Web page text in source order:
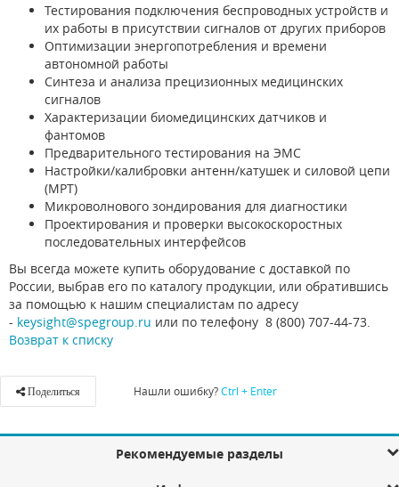
Тестирования подключения беспроводных устройств и
их работы в присутствии сигналов от других приборов
Оптимизации энергопотребления и времени
автономной работы
Синтеза и анализа прецизионных медицинских
сигналов
Характеризации биомедицинских датчиков и
фантомов
Предварительного тестирования на ЭМС
Настройки/калибровки антенн/катушек и силовой цепи
(МРТ)
Микроволнового зондирования для диагностики
Проектирования и проверки высокоскоростных
последовательных интерфейсов
Вы всегда можете купить оборудование с доставкой по
России, выбрав его по каталогу продукции, или обратившись
за помощью к нашим специалистам по адресу
- keysight@spegroup.ru или по телефону 8 (800) 707-44-73.
Возврат к списку
Поделиться Нашли ошибку?Ctrl + Enter
Рекомендуемые разделы